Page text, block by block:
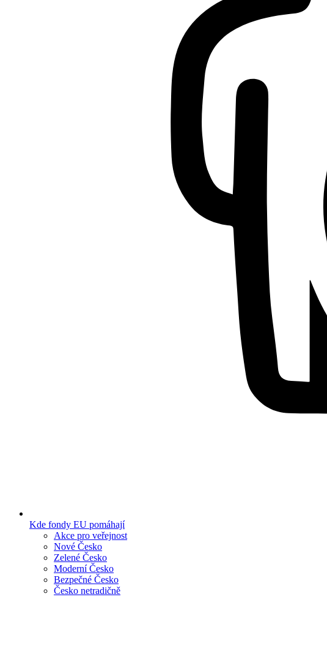
Kde fondy EU pomáhají
Akce pro veřejnost
Nové Česko
Zelené Česko
Moderní Česko
Bezpečné Česko
Česko netradičně